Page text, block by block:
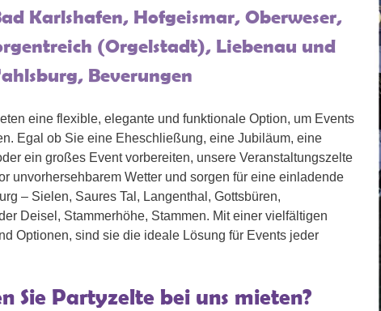
Karlshafen, Hofgeismar, Oberweser,
(Orgelstadt), Liebenau und
Beverungen
eine flexible, elegante und funktionale Option, um Events
Egal ob Sie eine Eheschließung, eine Jubiläum, eine
ein großes Event vorbereiten, unsere Veranstaltungszelte
unvorhersehbarem Wetter und sorgen für eine einladende
– Sielen, Saures Tal, Langenthal, Gottsbüren,
Deisel, Stammerhöhe, Stammen. Mit einer vielfältigen
Optionen, sind sie die ideale Lösung für Events jeder
Sie Partyzelte bei uns mieten?